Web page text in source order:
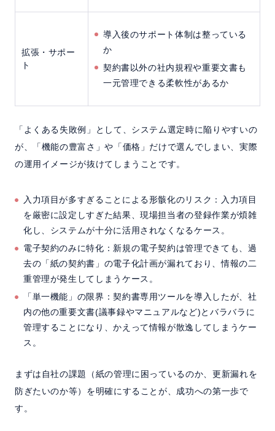
拡張・サポー
ト
導入後のサポート体制は整っている
か
契約書以外の社内規程や重要文書も
一元管理できる柔軟性があるか
「よくある失敗例」として、システム選定時に陥りやすいの
が、「機能の豊富さ」や「価格」だけで選んでしまい、実際
の運用イメージが抜けてしまうことです。
入力項目が多すぎることによる形骸化のリスク：入力項目
を厳密に設定しすぎた結果、現場担当者の登録作業が煩雑
化し、システムが十分に活用されなくなるケース。
電子契約のみに特化：新規の電子契約は管理できても、過
去の「紙の契約書」の電子化計画が漏れており、情報の二
重管理が発生してしまうケース。
「単一機能」の限界：契約書専用ツールを導入したが、社
内の他の重要文書(議事録やマニュアルなど)とバラバラに
管理することになり、かえって情報が散逸してしまうケー
ス。
まずは自社の課題（紙の管理に困っているのか、更新漏れを
防ぎたいのか等）を明確にすることが、成功への第一歩で
す。